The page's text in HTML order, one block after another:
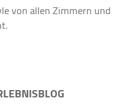
von allen Zimmern und